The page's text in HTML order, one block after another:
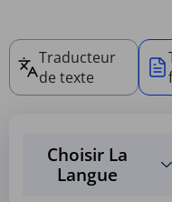
Traducteur
de texte
Choisir La
Langue